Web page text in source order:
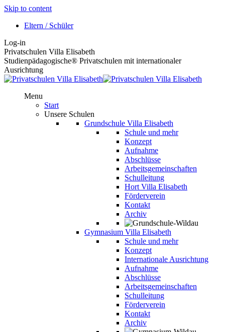
Skip to content
Eltern / Schüler
Log-in
Privatschulen Villa Elisabeth
Studienpädagogische® Privatschulen mit internationaler
Ausrichtung
Menu
Start
Unsere Schulen
Grundschule Villa Elisabeth
Schule und mehr
Konzept
Aufnahme
Abschlüsse
Arbeitsgemeinschaften
Schulleitung
Hort Villa Elisabeth
Förderverein
Kontakt
Archiv
Gymnasium Villa Elisabeth
Schule und mehr
Konzept
Internationale Ausrichtung
Aufnahme
Abschlüsse
Arbeitsgemeinschaften
Schulleitung
Förderverein
Kontakt
Archiv